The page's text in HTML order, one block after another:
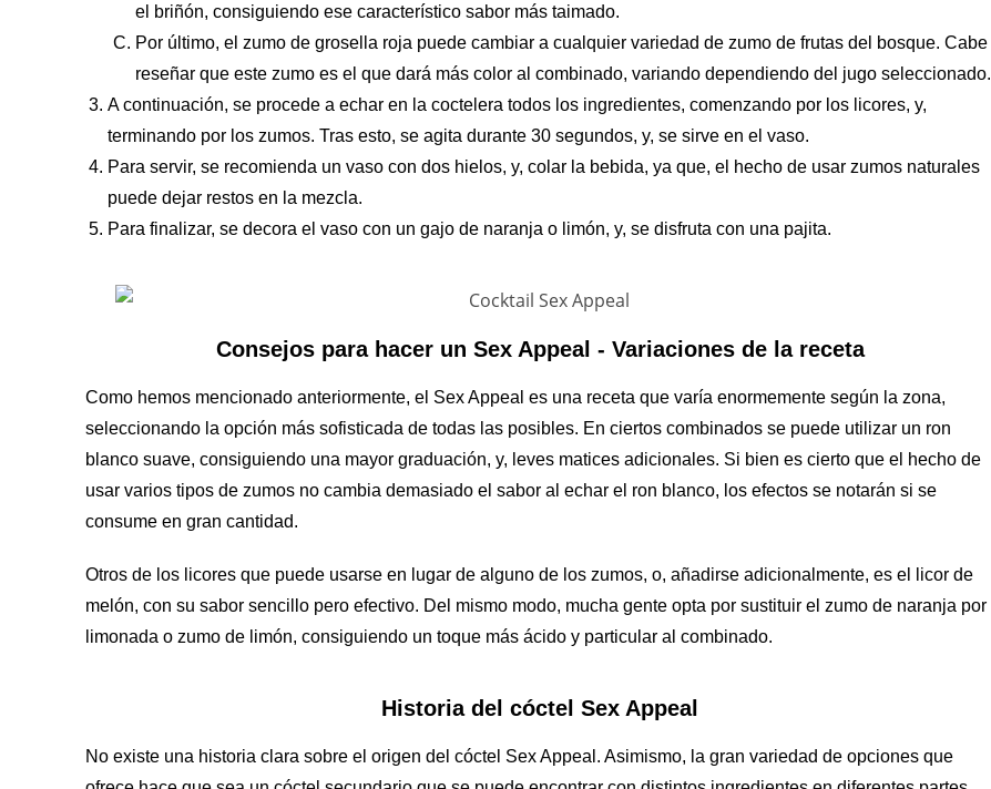
el briñón, consiguiendo ese característico sabor más taimado.
Por último, el zumo de grosella roja puede cambiar a cualquier variedad de zumo de frutas del bosque. Cabe
reseñar que este zumo es el que dará más color al combinado, variando dependiendo del jugo seleccionado.
A continuación, se procede a echar en la coctelera todos los ingredientes, comenzando por los licores, y,
terminando por los zumos. Tras esto, se agita durante 30 segundos, y, se sirve en el vaso.
Para servir, se recomienda un vaso con dos hielos, y, colar la bebida, ya que, el hecho de usar zumos naturales
puede dejar restos en la mezcla.
Para finalizar, se decora el vaso con un gajo de naranja o limón, y, se disfruta con una pajita.
Consejos para hacer un Sex Appeal - Variaciones de la receta
Como hemos mencionado anteriormente, el Sex Appeal es una receta que varía enormemente según la zona,
seleccionando la opción más sofisticada de todas las posibles. En ciertos combinados se puede utilizar un ron
blanco suave, consiguiendo una mayor graduación, y, leves matices adicionales. Si bien es cierto que el hecho de
usar varios tipos de zumos no cambia demasiado el sabor al echar el ron blanco, los efectos se notarán si se
consume en gran cantidad.
Otros de los licores que puede usarse en lugar de alguno de los zumos, o, añadirse adicionalmente, es el licor de
melón, con su sabor sencillo pero efectivo. Del mismo modo, mucha gente opta por sustituir el zumo de naranja por
limonada o zumo de limón, consiguiendo un toque más ácido y particular al combinado.
Historia del cóctel Sex Appeal
No existe una historia clara sobre el origen del cóctel Sex Appeal. Asimismo, la gran variedad de opciones que